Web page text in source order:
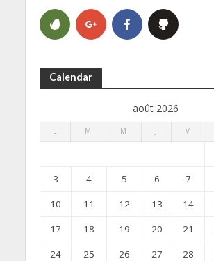
Calendar
août 2026
L M M J V
3
4 5 6 7
10
11 12 13 14
17
18 19 20 21
24
25 26 27 28